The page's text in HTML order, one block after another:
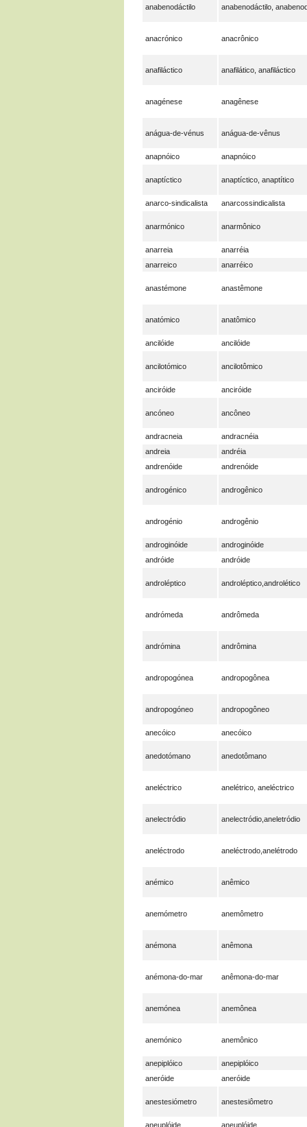
anabenodáctilo anabenodáctilo,
anacrónico anacrônico
anafiláctico anafilático, anafiláctico
anagénese anagênese
anágua-de-vénus anágua-de-vênus
anapnóico anapnóico
anaptíctico anaptíctico, anaptítico
anarco-sindicalista anarcossindicalista
anarmónico anarmônico
anarreia
anarréia
anarreico
anarréico
anastémone anastêmone
anatómico anatômico
ancilóide ancilóide
ancilotómico ancilotômico
anciróide anciróide
ancóneo ancôneo
andracneia
andracnéia
andreia
andréia
andrenóide
andrenóide
androgénico androgênico
androgénio androgênio
androginóide
androginóide
andróide
andróide
androléptico androléptico,androlético
andrómeda andrômeda
andrómina andrômina
andropogónea andropogônea
andropogóneo andropogôneo
anecóico anecóico
anedotómano anedotômano
aneléctrico anelétrico, aneléctrico
anelectródio anelectródio,aneletródio
aneléctrodo aneléctrodo,anelétrodo
anémico anêmico
anemómetro anemômetro
anémona anêmona
anémona-do-mar anêmona-do-mar
anemónea anemônea
anemónico anemônico
anepiplóico
anepiplóico
aneróide
aneróide
anestesiómetro anestesiômetro
aneuplóide aneuplóide